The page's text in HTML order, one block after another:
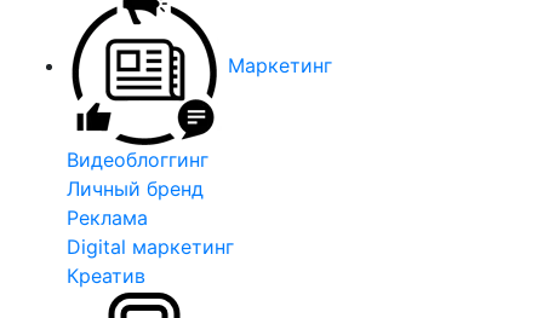
Маркетинг
Видеоблоггинг
Личный бренд
Реклама
Digital маркетинг
Креатив